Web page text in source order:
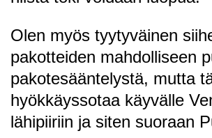
Olen myös tyytyväinen
pakotteiden mahdolliseen
pakotesääntelystä, mutta
hyökkäyssotaa käyvälle
lähipiiriin ja siten suoraan